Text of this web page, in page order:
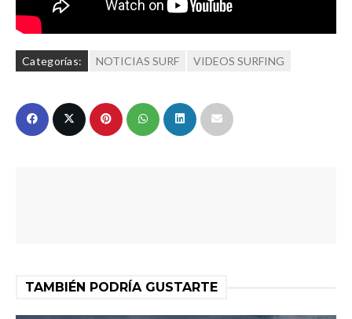
Categorías: NOTICIAS SURF VIDEOS SURFING
TAMBIÉN PODRÍA GUSTARTE